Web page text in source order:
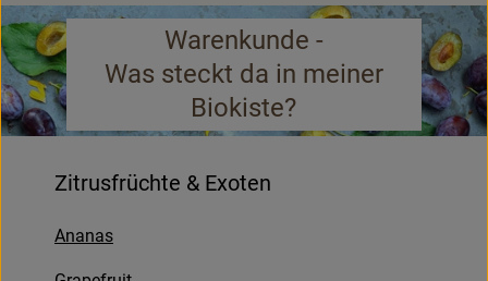
Biokisten
Kochkisten
Warenkunde -
Was steckt da in meiner
Biokiste?
Zitrusfrüchte & Exoten
Ananas